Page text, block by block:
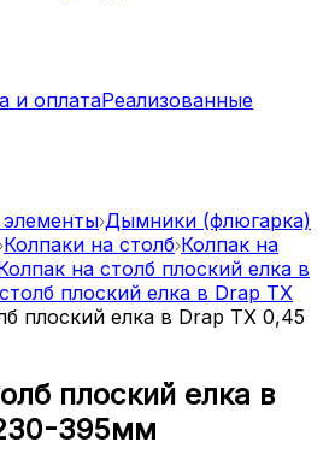
и оплатаРеализованные
Дымники (флюгарка)
Колпаки на столб Колпак на
на столб плоский елка в
плоский елка в Drap TX
плоский елка в Drap TX 0,45
плоский елка в
395мм